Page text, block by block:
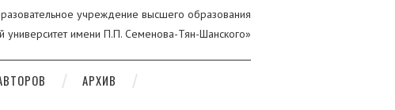
учреждение высшего образования
университет имени П.П. Семенова-Тян-Шанского»
АРХИВ